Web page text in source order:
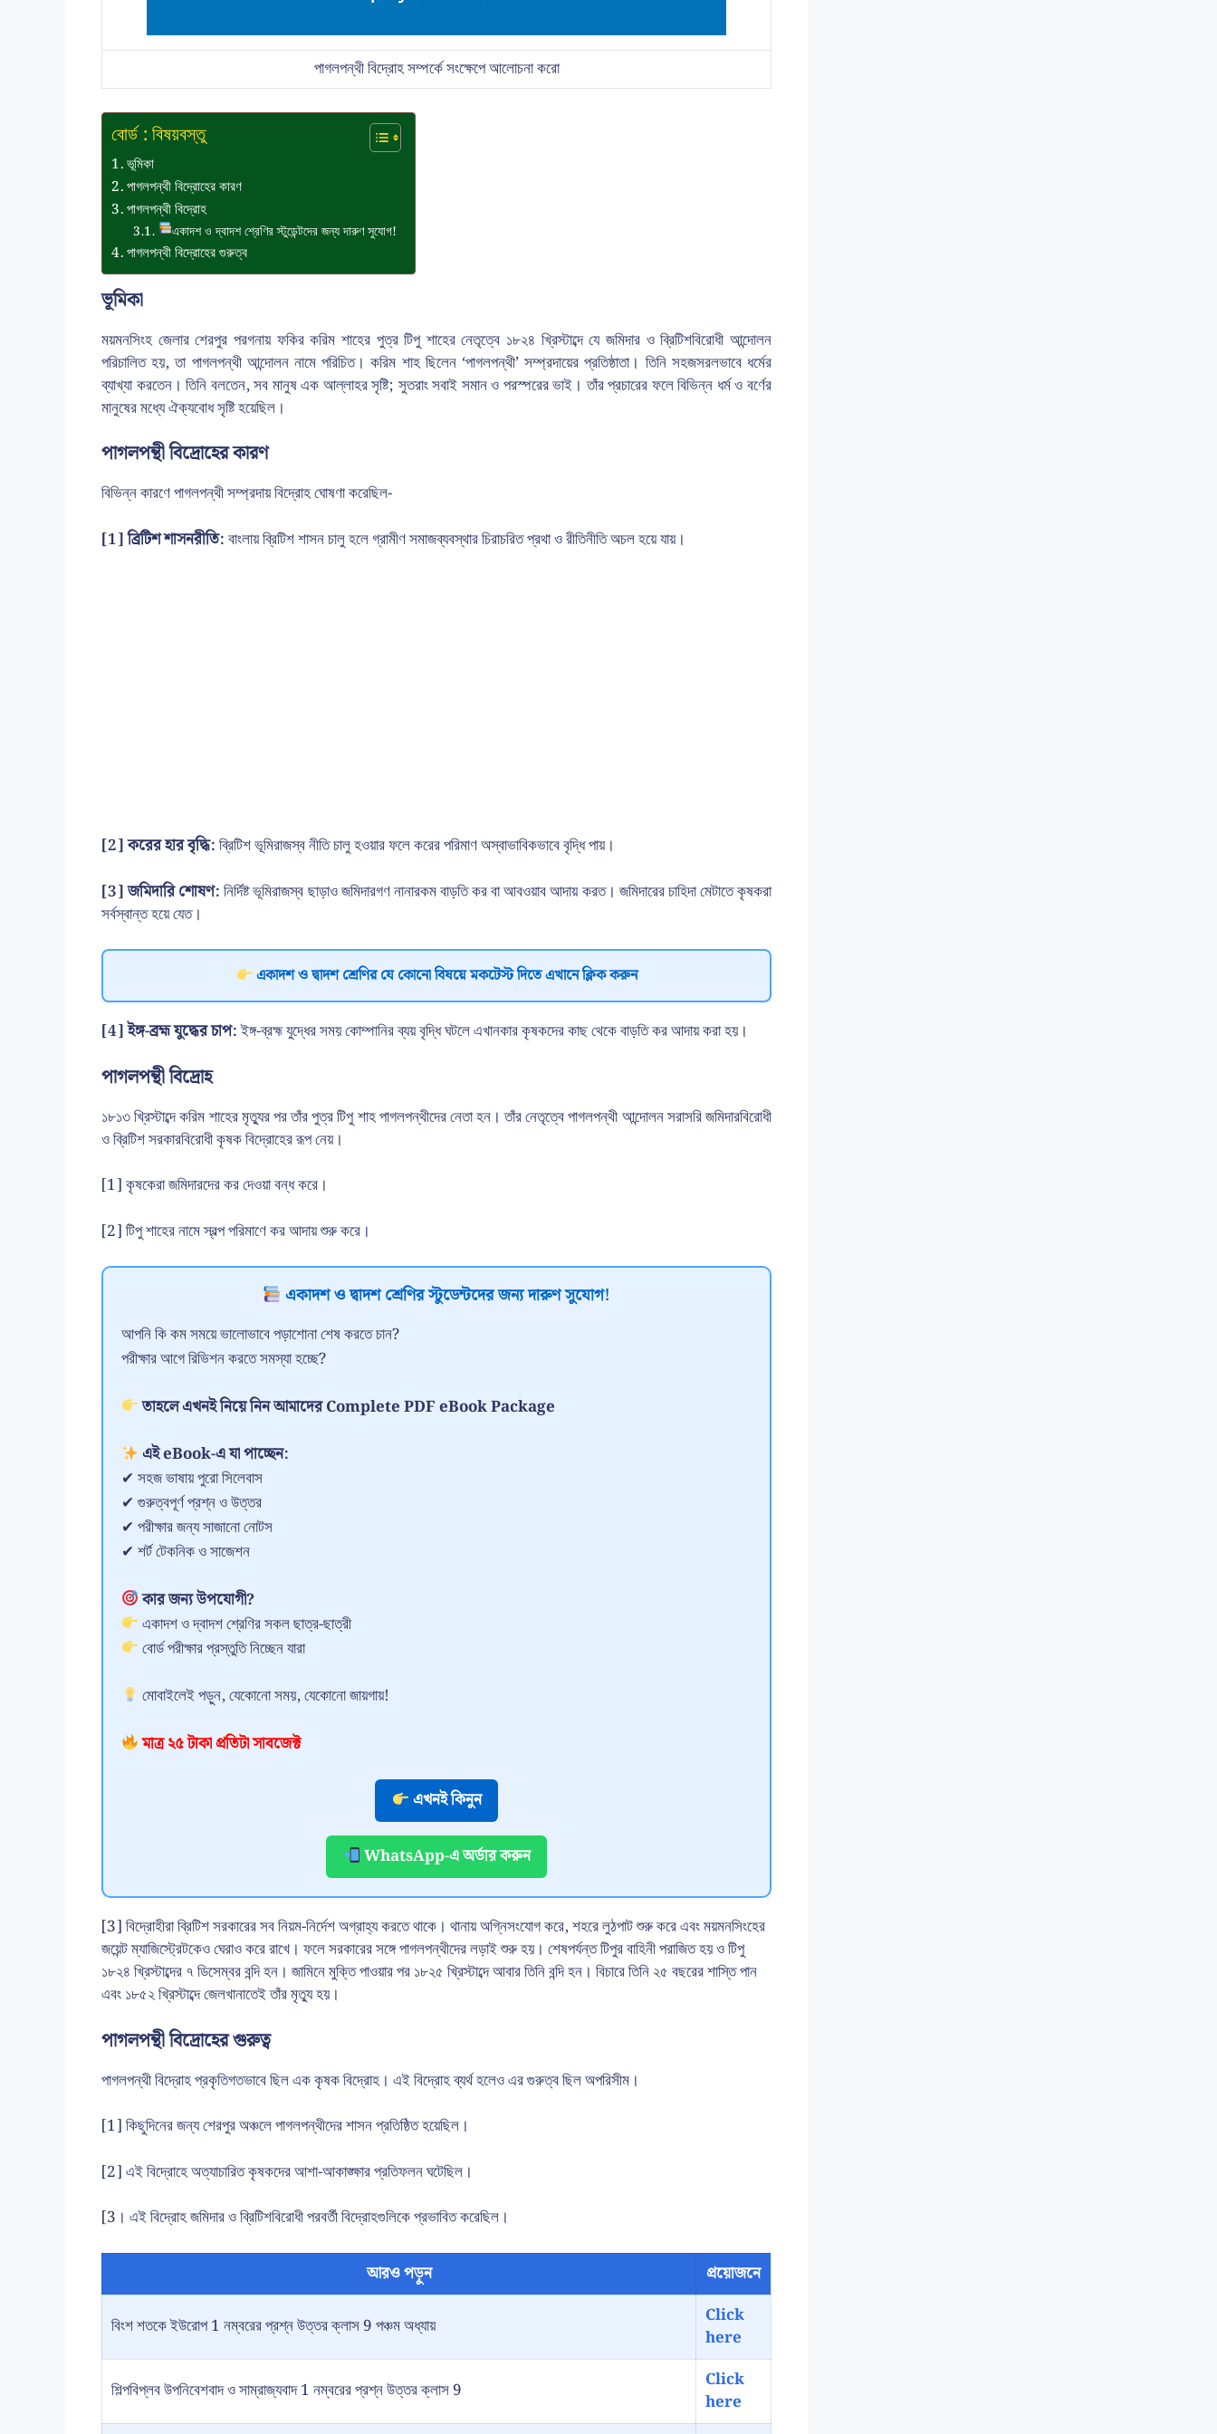
পাগলপন্থী বিদ্রোহ সম্পর্কে সংক্ষেপে আলোচনা করো
বোর্ড : বিষয়বস্তু
ভূমিকা
পাগলপন্থী বিদ্রোহের কারণ
পাগলপন্থী বিদ্রোহ
একাদশ ও দ্বাদশ শ্রেণির স্টুডেন্টদের জন্য দারুণ সুযোগ!
পাগলপন্থী বিদ্রোহের গুরুত্ব
ভূমিকা
ময়মনসিংহ জেলার শেরপুর পরগনায় ফকির করিম শাহের পুত্র টিপু শাহের নেতৃত্বে ১৮২৪ খ্রিস্টাব্দে যে জমিদার ও ব্রিটিশবিরোধী আন্দোলন
পরিচালিত হয়, তা পাগলপন্থী আন্দোলন নামে পরিচিত। করিম শাহ ছিলেন ‘পাগলপন্থী’ সম্প্রদায়ের প্রতিষ্ঠাতা। তিনি সহজসরলভাবে ধর্মের
ব্যাখ্যা করতেন। তিনি বলতেন, সব মানুষ এক আল্লাহর সৃষ্টি; সুতরাং সবাই সমান ও পরস্পরের ভাই। তাঁর প্রচারের ফলে বিভিন্ন ধর্ম ও বর্ণের
মানুষের মধ্যে ঐক্যবোধ সৃষ্টি হয়েছিল।
পাগলপন্থী বিদ্রোহের কারণ
বিভিন্ন কারণে পাগলপন্থী সম্প্রদায় বিদ্রোহ ঘোষণা করেছিল-
[1] ব্রিটিশ শাসনরীতি:বাংলায় ব্রিটিশ শাসন চালু হলে গ্রামীণ সমাজব্যবস্থার চিরাচরিত প্রথা ও রীতিনীতি অচল হয়ে যায়।
[2] করের হার বৃদ্ধি:ব্রিটিশ ভূমিরাজস্ব নীতি চালু হওয়ার ফলে করের পরিমাণ অস্বাভাবিকভাবে বৃদ্ধি পায়।
[3] জমিদারি শোষণ:নির্দিষ্ট ভূমিরাজস্ব ছাড়াও জমিদারগণ নানারকম বাড়তি কর বা আবওয়াব আদায় করত। জমিদারের চাহিদা মেটাতে কৃষকরা
সর্বস্বান্ত হয়ে যেত।
একাদশ ও দ্বাদশ শ্রেণির যে কোনো বিষয়ে মকটেস্ট দিতে এখানে ক্লিক করুন
[4] ইঙ্গ-ব্রহ্ম যুদ্ধের চাপ:ইঙ্গ-ব্রহ্ম যুদ্ধের সময় কোম্পানির ব্যয় বৃদ্ধি ঘটলে এখানকার কৃষকদের কাছ থেকে বাড়তি কর আদায় করা হয়।
পাগলপন্থী বিদ্রোহ
১৮১৩ খ্রিস্টাব্দে করিম শাহের মৃত্যুর পর তাঁর পুত্র টিপু শাহ পাগলপন্থীদের নেতা হন। তাঁর নেতৃত্বে পাগলপন্থী আন্দোলন সরাসরি জমিদারবিরোধী
ও ব্রিটিশ সরকারবিরোধী কৃষক বিদ্রোহের রূপ নেয়।
[1] কৃষকেরা জমিদারদের কর দেওয়া বন্ধ করে।
[2] টিপু শাহের নামে স্বল্প পরিমাণে কর আদায় শুরু করে।
একাদশ ও দ্বাদশ শ্রেণির স্টুডেন্টদের জন্য দারুণ সুযোগ!
আপনি কি কম সময়ে ভালোভাবে পড়াশোনা শেষ করতে চান?
পরীক্ষার আগে রিভিশন করতে সমস্যা হচ্ছে?
তাহলে এখনই নিয়ে নিন আমাদের Complete PDF eBook Package
এই eBook-এ যা পাচ্ছেন:
✔ সহজ ভাষায় পুরো সিলেবাস
✔ গুরুত্বপূর্ণ প্রশ্ন ও উত্তর
✔ পরীক্ষার জন্য সাজানো নোটস
✔ শর্ট টেকনিক ও সাজেশন
কার জন্য উপযোগী?
একাদশ ও দ্বাদশ শ্রেণির সকল ছাত্র-ছাত্রী
বোর্ড পরীক্ষার প্রস্তুতি নিচ্ছেন যারা
মোবাইলেই পড়ুন, যেকোনো সময়, যেকোনো জায়গায়!
মাত্র ২৫ টাকা প্রতিটা সাবজেক্ট
এখনই কিনুন
WhatsApp-এ অর্ডার করুন
[3] বিদ্রোহীরা ব্রিটিশ সরকারের সব নিয়ম-নির্দেশ অগ্রাহ্য করতে থাকে। থানায় অগ্নিসংযোগ করে, শহরে লুঠপাট শুরু করে এবং ময়মনসিংহের
জয়েন্ট ম্যাজিস্ট্রেটকেও ঘেরাও করে রাখে। ফলে সরকারের সঙ্গে পাগলপন্থীদের লড়াই শুরু হয়। শেষপর্যন্ত টিপুর বাহিনী পরাজিত হয় ও টিপু
১৮২৪ খ্রিস্টাব্দের ৭ ডিসেম্বর বন্দি হন। জামিনে মুক্তি পাওয়ার পর ১৮২৫ খ্রিস্টাব্দে আবার তিনি বন্দি হন। বিচারে তিনি ২৫ বছরের শাস্তি পান
এবং ১৮৫২ খ্রিস্টাব্দে জেলখানাতেই তাঁর মৃত্যু হয়।
পাগলপন্থী বিদ্রোহের গুরুত্ব
পাগলপন্থী বিদ্রোহ প্রকৃতিগতভাবে ছিল এক কৃষক বিদ্রোহ। এই বিদ্রোহ ব্যর্থ হলেও এর গুরুত্ব ছিল অপরিসীম।
[1] কিছুদিনের জন্য শেরপুর অঞ্চলে পাগলপন্থীদের শাসন প্রতিষ্ঠিত হয়েছিল।
[2] এই বিদ্রোহে অত্যাচারিত কৃষকদের আশা-আকাঙ্ক্ষার প্রতিফলন ঘটেছিল।
[3। এই বিদ্রোহ জমিদার ও ব্রিটিশবিরোধী পরবর্তী বিদ্রোহগুলিকে প্রভাবিত করেছিল।
আরও পড়ুন প্রয়োজনে
বিংশ শতকে ইউরোপ 1 নম্বরের প্রশ্ন উত্তর ক্লাস 9 পঞ্চম অধ্যায়
Click
here
শিল্পবিপ্লব উপনিবেশবাদ ও সাম্রাজ্যবাদ 1 নম্বরের প্রশ্ন উত্তর ক্লাস 9
Click
here